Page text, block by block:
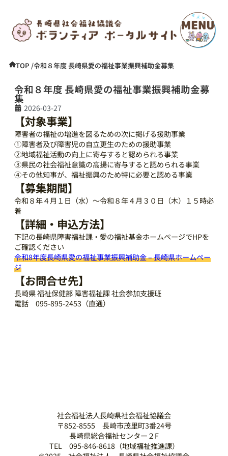
TOP /令和８年度 長崎県愛の福祉事業振興補助金募集
令和８年度 長崎県愛の福祉事業振興補助金募
集
2026-03-27
【対象事業】
障害者の福祉の増進を図るための次に掲げる援助事業
①障害者及び障害児の自立更生のための援助事業
②地域福祉活動の向上に寄与すると認められる事業
③県民の社会福祉意識の高揚に寄与すると認められる事業
④その他知事が、福祉振興のため特に必要と認める事業
【募集期間】
令和８年４月１日（水）～令和８年４月３０日（木）１５時必
着
【詳細・申込方法】
下記の長崎県障害福祉課・愛の福祉基金ホームぺージでHPを
ご確認ください
令和8年度長崎県愛の福祉事業振興補助金 – 長崎県ホームペー
ジ
【お問合せ先】
長崎県 福祉保健部 障害福祉課 社会参加支援班
電話 095-895-2453（直通）
社会福祉法人長崎県社会福祉協議会
〒852-8555 長崎市茂里町3番24号
長崎県総合福祉センター２F
TEL 095-846-8618（地域福祉推進課）